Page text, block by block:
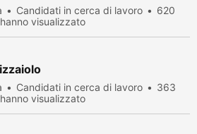
Candidati in cerca di lavoro
620
visualizzato
Candidati in cerca di lavoro
363
visualizzato